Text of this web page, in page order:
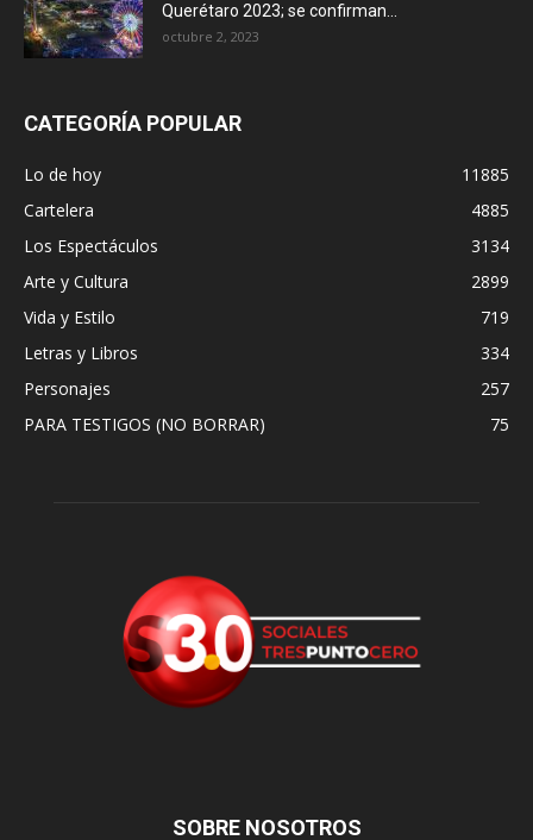
Querétaro 2023; se confirman...
octubre 2, 2023
CATEGORÍA POPULAR
Lo de hoy
11885
Cartelera
4885
Los Espectáculos
3134
Arte y Cultura
2899
Vida y Estilo
719
Letras y Libros
334
Personajes
257
PARA TESTIGOS (NO BORRAR)
75
SOBRE NOSOTROS